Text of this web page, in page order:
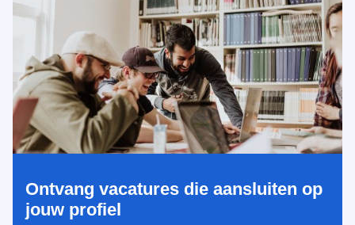
Ontvang vacatures die aansluiten op
jouw profiel